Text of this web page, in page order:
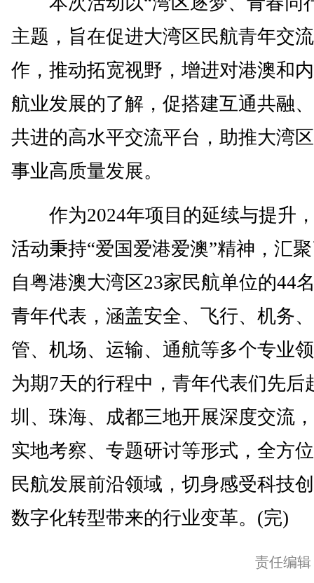
主题，旨在促进大湾区民航青年交
作，推动拓宽视野，增进对港澳和
航业发展的了解，促搭建互通共融
共进的高水平交流平台，助推大湾
事业高质量发展。
作为2024年项目的延续与提升
活动秉持“爱国爱港爱澳”精神，汇
自粤港澳大湾区23家民航单位的44
青年代表，涵盖安全、飞行、机务
管、机场、运输、通航等多个专业
为期7天的行程中，青年代表们先后
圳、珠海、成都三地开展深度交流
实地考察、专题研讨等形式，全方
民航发展前沿领域，切身感受科技
数字化转型带来的行业变革。(完)
责任编